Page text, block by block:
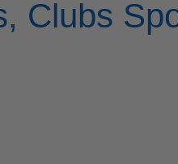
Clubs